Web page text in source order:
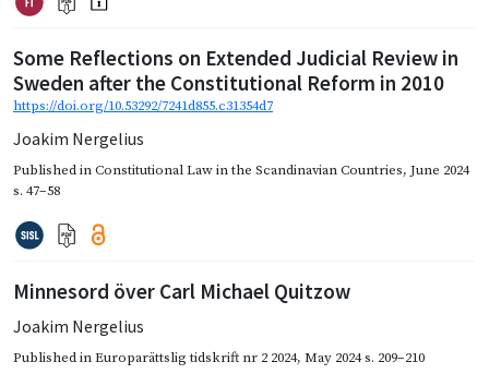
Some Reflections on Extended Judicial Review in
Sweden after the Constitutional Reform in 2010
https://doi.org/10.53292/7241d855.c31354d7
Joakim Nergelius
Published inConstitutional Law in the Scandinavian Countries, June 2024
s. 47–58
Minnesord över Carl Michael Quitzow
Joakim Nergelius
Published inEuroparättslig tidskrift nr 2 2024, May 2024s. 209–210